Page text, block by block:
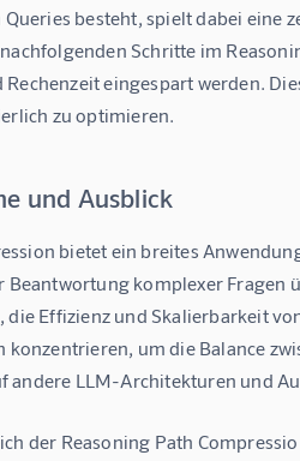
besteht, spielt dabei eine
Schritte im
eingespart werden.
zu optimieren.
und Ausblick
bietet ein breites
Beantwortung komplexer
die Effizienz und Skalierbarkeit
um die Balance
andere LLM-Architekturen und
der Reasoning Path